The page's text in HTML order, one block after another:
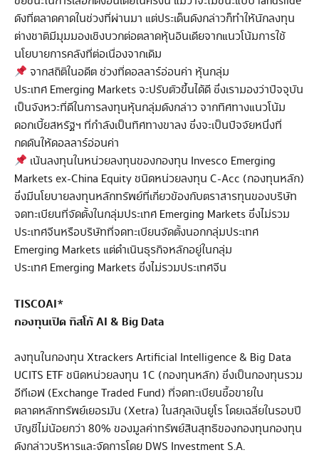
ดังที่ตลาดคาดในช่วงที่ผ่านมา แต่ประเด็นดังกล่าวก็ทำให้นักลงทุน
ต่างชาติมีมุมมองเชิงบวกต่อตลาดหุ้นอินเดียจากแนวโน้มการใช้
นโยบายการคลังที่ต่อเนื่องจากเดิม
จากสถิติในอดีต ช่วงที่ดอลลาร์อ่อนค่า หุ้นกลุ่ม
ประเทศ Emerging Markets จะปรับตัวขึ้นได้ดี ซึ่งเรามองว่าปัจจุบัน
เป็นจังหวะที่ดีในการลงทุนหุ้นกลุ่มดังกล่าว จากทิศทางแนวโน้ม
ดอกเบี้ยสหรัฐฯ ที่กำลังเป็นทิศทางขาลง ซึ่งจะเป็นปัจจัยหนึ่งที่
กดดันให้ดอลลาร์อ่อนค่า
เน้นลงทุนในหน่วยลงทุนของกองทุน Invesco Emerging
Markets ex-China Equity ชนิดหน่วยลงทุน C-Acc (กองทุนหลัก)
ซึ่งมีนโยบายลงทุนหลักทรัพย์ที่เกี่ยวข้องกับตราสารทุนของบริษัท
จดทะเบียนที่จัดตั้งในกลุ่มประเทศ Emerging Markets ซึ่งไม่รวม
ประเทศจีนหรือบริษัทที่จดทะเบียนจัดตั้งนอกกลุ่มประเทศ
Emerging Markets แต่ดำเนินธุรกิจหลักอยู่ในกลุ่ม
ประเทศ Emerging Markets ซึ่งไม่รวมประเทศจีน
TISCOAI*
กองทุนเปิด ทิสโก้ AI & Big Data
ลงทุนในกองทุน Xtrackers Artificial Intelligence & Big Data
UCITS ETF ชนิดหน่วยลงทุน 1C (กองทุนหลัก) ซึ่งเป็นกองทุนรวม
อีทีเอฟ (Exchange Traded Fund) ที่จดทะเบียนซื้อขายใน
ตลาดหลักทรัพย์เยอรมัน (Xetra) ในสกุลเงินยูโร โดยเฉลี่ยในรอบปี
บัญชีไม่น้อยกว่า 80% ของมูลค่าทรัพย์สินสุทธิของกองทุนกองทุน
ดังกล่าวบริหารและจัดการโดย DWS Investment S.A.